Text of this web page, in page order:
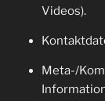
Videos).
Meta-/